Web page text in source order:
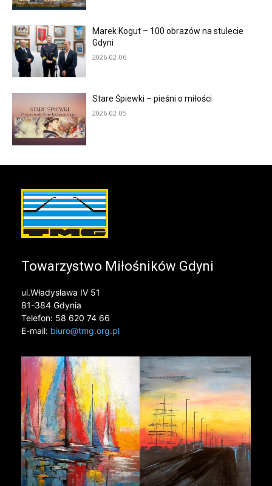
Marek Kogut – 100 obrazów na stulecie
Gdyni
2026-02-06
Stare Śpiewki – pieśni o miłości
2026-02-05
Towarzystwo Miłośników Gdyni
ul.Władysława IV 51
81-384 Gdynia
Telefon: 58 620 74 66
E-mail: biuro@tmg.org.pl